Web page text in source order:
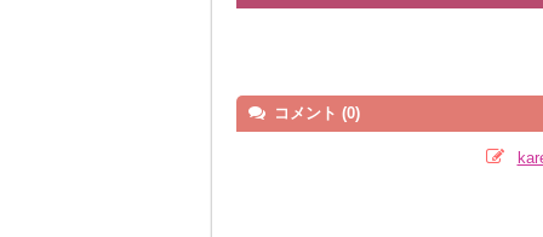
コメント (0)